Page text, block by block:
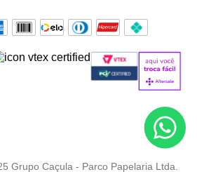
Grupo Caçula - Parco Papelaria Ltda.